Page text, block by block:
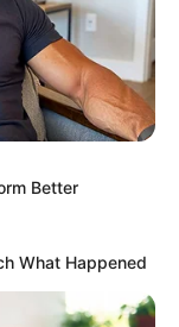
In The